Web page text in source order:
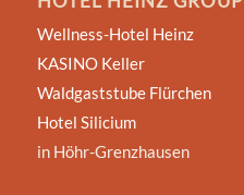
Wellness-Hotel Heinz
KASINO Keller
Waldgaststube Flürchen
Hotel Silicium
in Höhr-Grenzhausen